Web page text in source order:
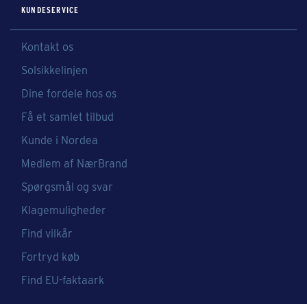
KUNDESERVICE
Kontakt os
Solsikkelinjen
Dine fordele hos os
Få et samlet tilbud
Kunde i Nordea
Medlem af NærBrand
Spørgsmål og svar
Klagemuligheder
Find vilkår
Fortryd køb
Find EU-faktaark